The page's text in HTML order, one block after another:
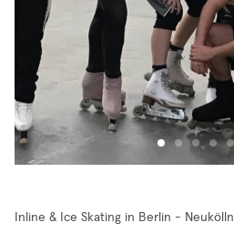
Inline & Ice Skating in Berlin - Neukölln